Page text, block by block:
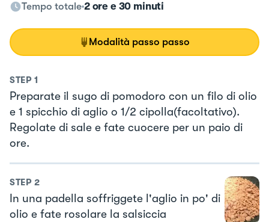
Tempo totale 2 ore e 30 minuti
Modalità passo passo
STEP 1
Preparate il sugo di pomodoro con un filo di olio
e 1 spicchio di aglio o 1/2 cipolla(facoltativo).
Regolate di sale e fate cuocere per un paio di
ore.
STEP 2
In una padella soffriggete l'aglio in po' di
olio e fate rosolare la salsiccia